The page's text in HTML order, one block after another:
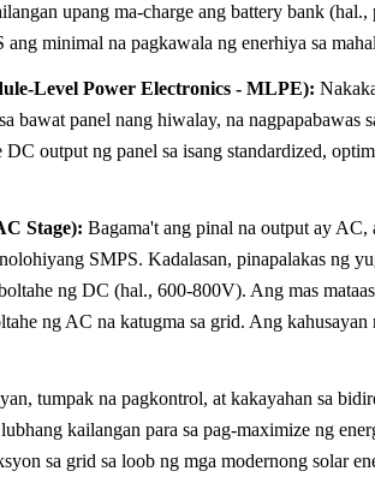
upang ma-charge ang battery bank
ang minimal na pagkawala ng enerhiya sa
Level Power Electronics - MLPE):
bawat panel nang hiwalay, na
output ng panel sa isang standardized,
Stage): Bagama't ang pinal na output ay
SMPS. Kadalasan, pinapalakas ng
ng DC (hal., 600-800V). Ang mas
ng AC na katugma sa grid. Ang
tumpak na pagkontrol, at kakayahan sa
kailangan para sa pag-maximize ng
sa grid sa loob ng mga modernong solar